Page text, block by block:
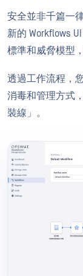
安全並非千篇一
新的 Workflows
標準和威脅模型
透過工作流程，
消毒和管理方式
裝線」。